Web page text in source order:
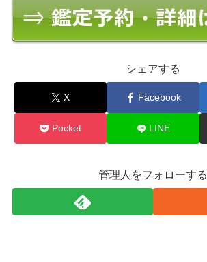
シェアする
X Facebook
Pocket LINE
管理人をフォローする